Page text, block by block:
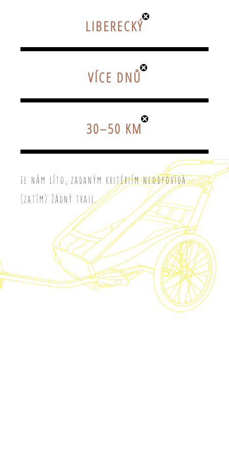
LIBERECKÝ
VÍCE DNŮ
30–50 KM
Je nám líto, zadaným kritériím neodpovídá
(zatím) žádný trail.